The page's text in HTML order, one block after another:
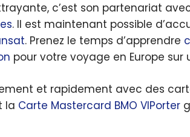
c’est son partenariat
. Il est maintenant possible
. Prenez le temps d’apprendre
pour votre voyage en Europe sur
et rapidement avec des
la Carte Mastercard BMO VIPorter